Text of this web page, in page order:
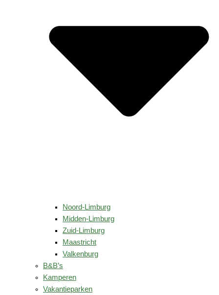
Noord-Limburg
Midden-Limburg
Zuid-Limburg
Maastricht
Valkenburg
B&B’s
Kamperen
Vakantieparken